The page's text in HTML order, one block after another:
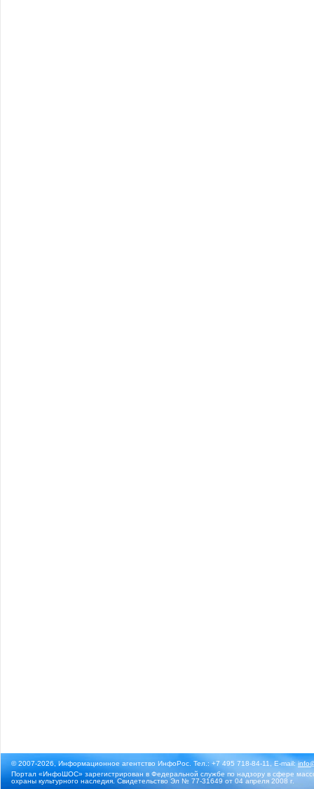
© 2007-2026, Информационное агентство ИнфоРос. Тел.: +7 495 718-84-11, E-mail:
Портал «ИнфоШОС» зарегистрирован в Федеральной службе по надзору в сфере
охраны культурного наследия. Свидетельство Эл № 77-31649 от 04 апреля 2008 г.